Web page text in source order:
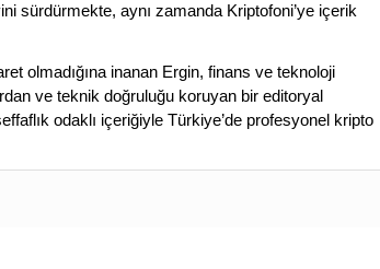
sürdürmekte, aynı zamanda Kriptofoni’ye içerik
olmadığına inanan Ergin, finans ve teknoloji
ve teknik doğruluğu koruyan bir editoryal
odaklı içeriğiyle Türkiye’de profesyonel kripto